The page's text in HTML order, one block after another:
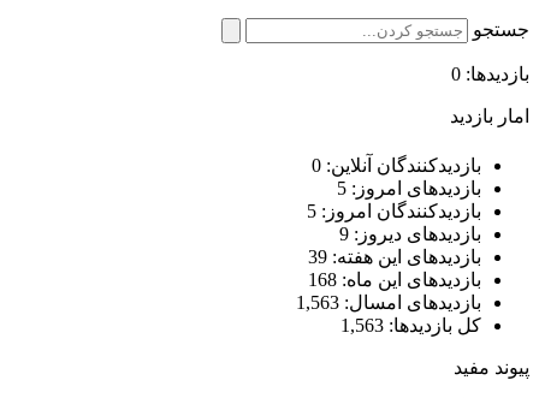
جستجو
بازدیدها: 0
امار بازدید
بازدیدکنندگان آنلاین: 0
بازدیدهای امروز: 5
بازدیدکنندگان امروز: 5
بازدیدهای دیروز: 9
بازدیدهای این هفته: 39
بازدیدهای این ماه: 168
بازدیدهای امسال: 1,563
کل بازدیدها: 1,563
پیوند مفید